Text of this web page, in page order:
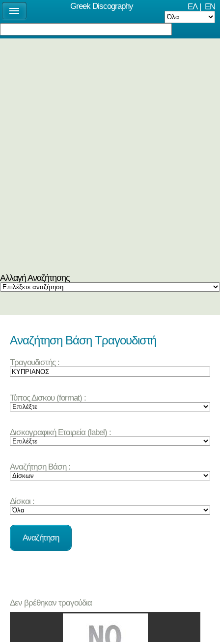
ΕΛ| EN
Αλλαγή Αναζήτησης
Αναζήτηση Βάση Τραγουδιστή
Τραγουδιστής :
Τύπος Δισκου (format) :
Δισκογραφική Εταιρεία (label) :
Αναζήτηση Βάση :
Δίσκοι :
Δεν βρέθηκαν τραγούδια
Greek Discography